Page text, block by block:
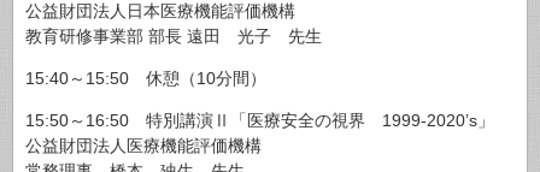
公益財団法人日本医療機能評価機構
教育研修事業部 部長 遠田 光子 先生
15:40～15:50 休憩（10分間）
15:50～16:50 特別講演Ⅱ「医療安全の視界 1999-2020’s」
公益財団法人医療機能評価機構